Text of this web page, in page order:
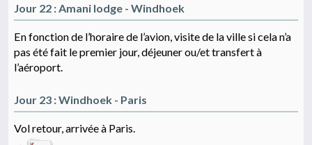
Jour 22 : Amani lodge - Windhoek
En fonction de l’horaire de l’avion, visite de la ville si cela n’a
pas été fait le premier jour, déjeuner ou/et transfert à
l’aéroport.
Jour 23 : Windhoek - Paris
Vol retour, arrivée à Paris.